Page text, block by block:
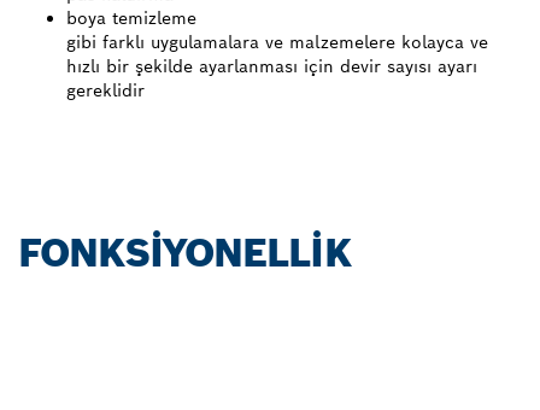
boya temizleme
gibi farklı uygulamalara ve malzemelere kolayca ve
hızlı bir şekilde ayarlanması için devir sayısı ayarı
gereklidir
FONKSIYONELLIK